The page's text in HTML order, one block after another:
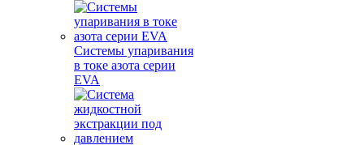
Системы упаривания
в токе азота серии
EVA